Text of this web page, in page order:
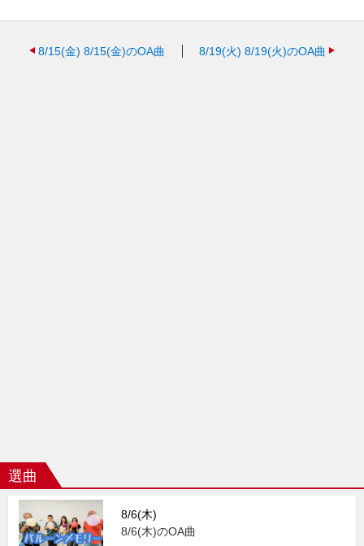
8/15(金) 8/15(金)のOA曲 8/19(火) 8/19(火)のOA曲
選曲
8/6(木)
8/6(木)のOA曲